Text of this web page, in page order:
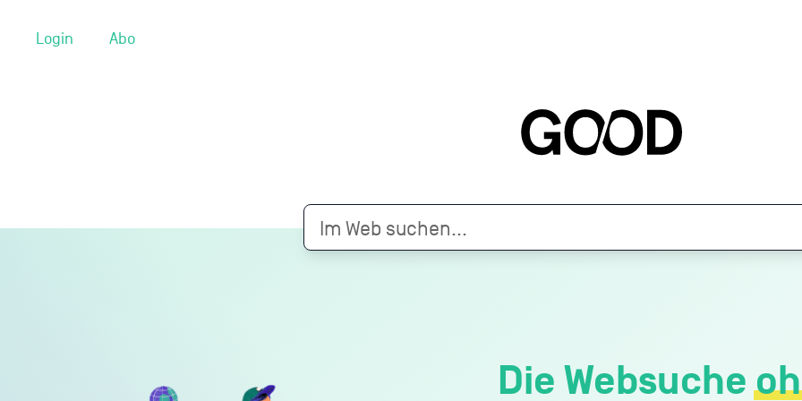
Login Abo
Die Websuche